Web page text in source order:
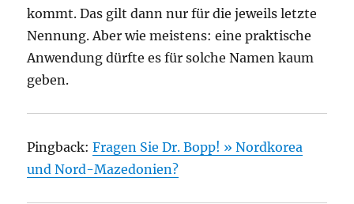
kommt. Das gilt dann nur für die jeweils letzte
Nennung. Aber wie meistens: eine praktische
Anwendung dürfte es für solche Namen kaum
geben.
Pingback:Fragen Sie Dr. Bopp! » Nordkorea
und Nord-Mazedonien?